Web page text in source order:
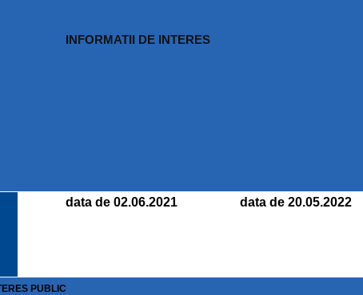
INFORMATII DE INTERES
data de 02.06.2021
data de 20.05.2022
PUBLIC